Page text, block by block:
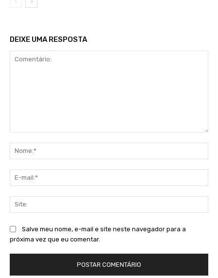
DEIXE UMA RESPOSTA
Salve meu nome, e-mail e site neste navegador para a
próxima vez que eu comentar.